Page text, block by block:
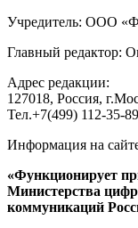
Учредитель: ООО
Главный редактор:
Адрес редакции:
127018, Россия,
Тел.+7(499) 112-35-
Информация на
«Функционирует
Министерства
коммуникаций